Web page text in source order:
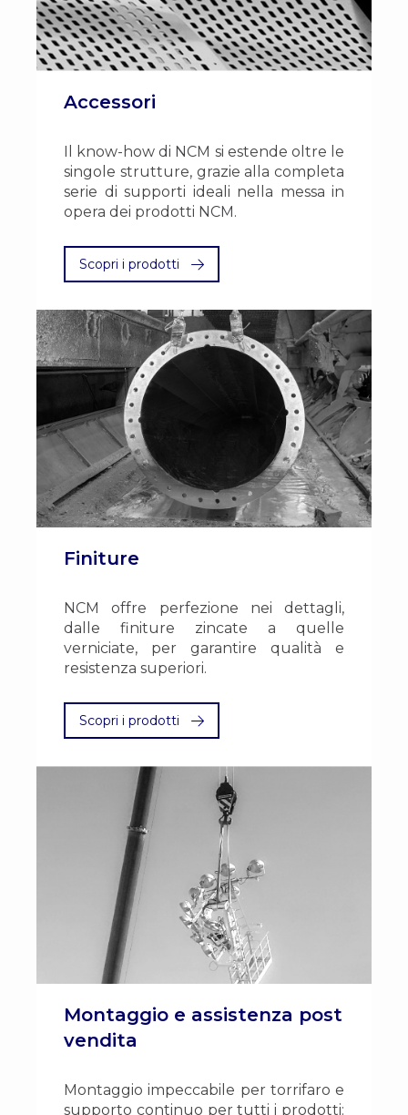
Accessori
Il know-how di NCM si estende oltre le
singole strutture, grazie alla completa
serie di supporti ideali nella messa in
opera dei prodotti NCM.
Scopri i prodotti
Finiture
NCM offre perfezione nei dettagli,
dalle finiture zincate a quelle
verniciate, per garantire qualità e
resistenza superiori.
Scopri i prodotti
Montaggio e assistenza post
vendita
Montaggio impeccabile per torrifaro e
supporto continuo per tutti i prodotti: